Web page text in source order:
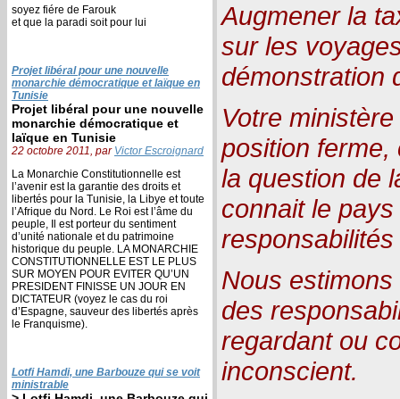
soyez fiére de Farouk
et que la paradi soit pour lui
Projet libéral pour une nouvelle
monarchie démocratique et laïque en
Tunisie
Projet libéral pour une nouvelle
monarchie démocratique et
laïque en Tunisie
22 octobre 2011, par Victor Escroignard
La Monarchie Constitutionnelle est
l’avenir est la garantie des droits et
libertés pour la Tunisie, la Libye et toute
l’Afrique du Nord. Le Roi est l’âme du
peuple, Il est porteur du sentiment
d’unité nationale et du patrimoine
historique du peuple. LA MONARCHIE
CONSTITUTIONNELLE EST LE PLUS
SUR MOYEN POUR EVITER QU’UN
PRESIDENT FINISSE UN JOUR EN
DICTATEUR (voyez le cas du roi
d’Espagne, sauveur des libertés après
le Franquisme).
Lotfi Hamdi, une Barbouze qui se voit
ministrable
Augmener la
sur les
démonstration
Votre
position ferme,
la question de
connait le
Nous
des
regardant ou
inconscient.